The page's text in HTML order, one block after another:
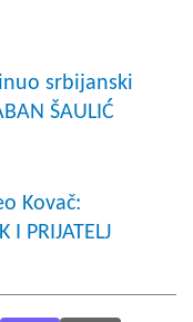
srbijanski
ŠAULIĆ
Kovač:
I PRIJATELJ